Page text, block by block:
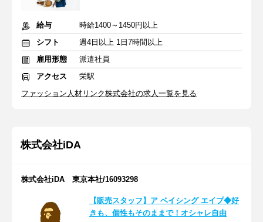
給与
時給1400～1450円以上
シフト
週4日以上 1日7時間以上
雇用形態
派遣社員
アクセス
栄駅
ファッション人材リンク株式会社の求人一覧を見る
株式会社iDA
株式会社iDA 東京本社/16093298
【販売スタッフ】ア ベイシング エイプ◆好
きも、個性もそのままで！オシャレ自由